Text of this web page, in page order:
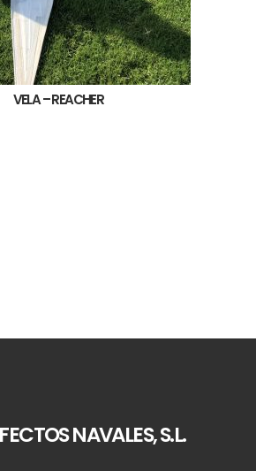
VELA – REACHER
NAVALES, S.L.